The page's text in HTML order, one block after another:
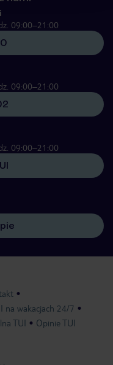
09:00–21:00
09:00–21:00
09:00–21:00
na wakacjach 24/7
TUI Opinie TUI